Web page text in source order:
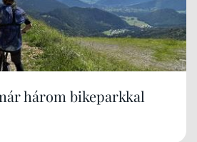
három bikeparkkal